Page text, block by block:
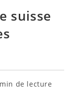
suisse
de lecture